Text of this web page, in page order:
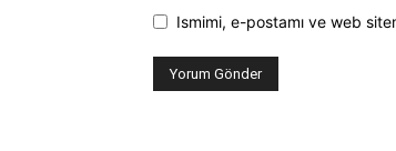
Ismimi, e-postamı ve web